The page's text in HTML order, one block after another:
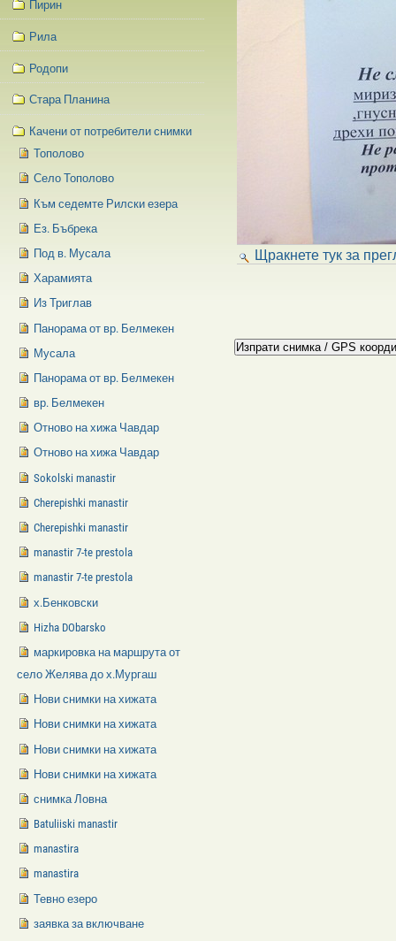
Щракнете тук за
Пирин
Рила
Родопи
Стара Планина
Качени от потребители снимки
Тополово
Село Тополово
Към седемте Рилски езера
Ез. Бъбрека
Под в. Мусала
Харамията
Из Триглав
Панорама от вр. Белмекен
Мусала
Панорама от вр. Белмекен
вр. Белмекен
Отново на хижа Чавдар
Отново на хижа Чавдар
Sokolski manastir
Cherepishki manastir
Cherepishki manastir
manastir 7-te prestola
manastir 7-te prestola
х.Бенковски
Hizha DObarsko
маркировка на маршрута от
село Желява до х.Мургаш
Нови снимки на хижата
Нови снимки на хижата
Нови снимки на хижата
Нови снимки на хижата
снимка Ловна
Batuliiski manastir
manastira
manastira
Тевно езеро
заявка за включване